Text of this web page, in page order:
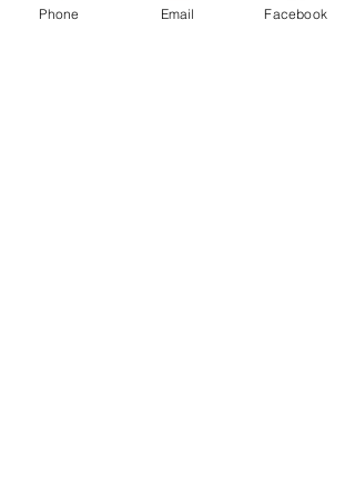
Phone Email Facebook